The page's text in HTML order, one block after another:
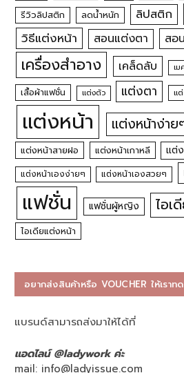
รีวิวลิปสติก ลดน้ำหนัก ลิปสติก
วิธีแต่งหน้า
สอนแต่งตา สอ
เครื่องสำอาง เคล็ดลับ เ
เสื้อผ้าแฟชั่น แต่งตัว แต่งตา แ
แต่งหน้า แต่งหน้าง่าย
แต่งหน้าสายฝอ แต่งหน้าเกาหลี แต่
แต่งหน้าเองง่ายๆ แต่งหน้าเองสวยๆ
แฟชั่น แฟชั่นผู้หญิง ไอเ
ไอเดียแต่งหน้า
อยากส่งสินค้าหรือ VOUCHER ให้เรา
แบรนด์สามารถส่งมาให้ได้ที่
แอดไลน์ @ladywork ค่ะ
mail: info@ladyissue.com